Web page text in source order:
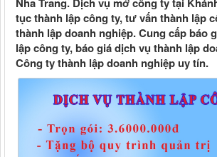
tục thành lập công ty, tư vấn thành lập
thành lập doanh nghiệp. Cung cấp báo
lập công ty, báo giá dịch vụ thành lập
Công ty thành lập doanh nghiệp uy tín.